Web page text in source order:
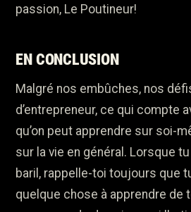
passion, Le Poutineur!
EN CONCLUSION
Malgré nos embûches, nos
d’entrepreneur, ce qui compte
qu’on peut apprendre sur soi-
sur la vie en général. Lorsque
baril, rappelle-toi toujours que
quelque chose à apprendre de